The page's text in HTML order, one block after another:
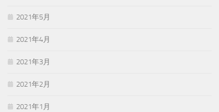
2021年5月
2021年4月
2021年3月
2021年2月
2021年1月